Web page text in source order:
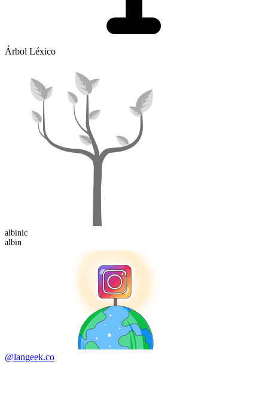
Árbol Léxico
albinic
albin
@langeek.co